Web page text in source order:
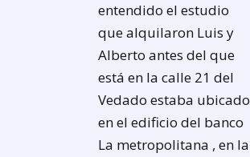
entendido el estudio
que alquilaron Luis y
Alberto antes del que
está en la calle 21 del
Vedado estaba ubicado
en el edificio del banco
La metropolitana , en la